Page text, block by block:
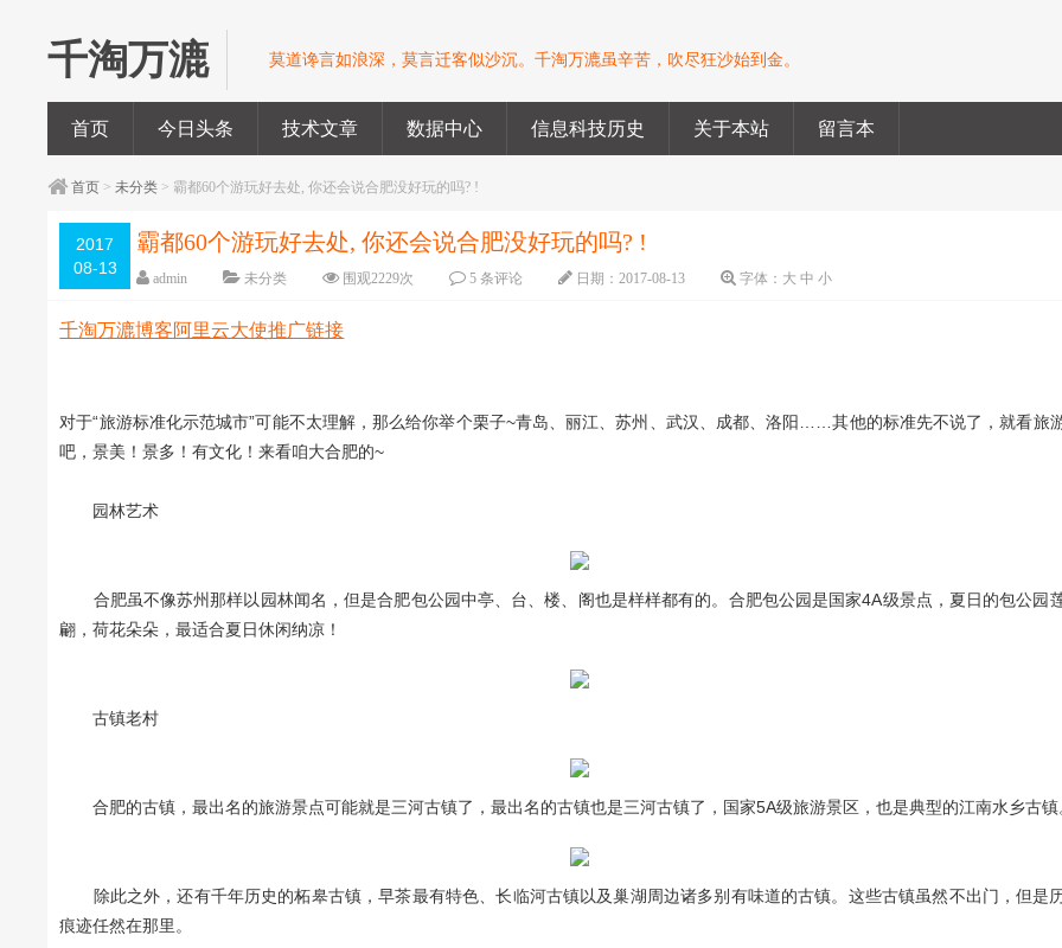
千淘万漉 莫道谗言如浪深，莫言迁客似沙沉。千淘万漉虽辛苦，吹尽狂沙始到金。
首页 今日头条 技术文章 数据中心 信息科技历史 关于本站 留言本
首页 >未分类 > 霸都60个游玩好去处, 你还会说合肥没好玩的吗? !
2017
08-13
霸都60个游玩好去处, 你还会说合肥没好玩的吗? !
admin 未分类 围观2229次 5 条评论 日期：2017-08-13 字体： 大 中 小
千淘万漉博客阿里云大使推广链接
对于“旅游标准化示范城市”可能不太理解，那么给你举个栗子~青岛、丽江、苏州、武汉、成都、洛阳……其他的标准先不说了，就看旅
吧，景美！景多！有文化！来看咱大合肥的~
园林艺术
合肥虽不像苏州那样以园林闻名，但是合肥包公园中亭、台、楼、阁也是样样都有的。合肥包公园是国家4A级景点，夏日的包公园
翩，荷花朵朵，最适合夏日休闲纳凉！
古镇老村
合肥的古镇，最出名的旅游景点可能就是三河古镇了，最出名的古镇也是三河古镇了，国家5A级旅游景区，也是典型的江南水乡古镇
除此之外，还有千年历史的柘皋古镇，早茶最有特色、长临河古镇以及巢湖周边诸多别有味道的古镇。这些古镇虽然不出门，但是
痕迹任然在那里。